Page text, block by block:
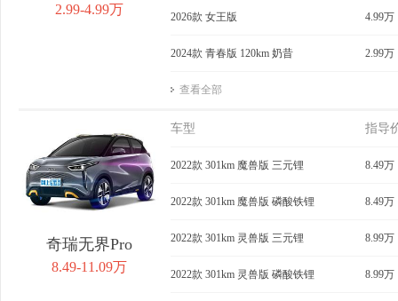
2.99-4.99万 2026款 女王版 4.99万
2024款 青春版 120km 奶昔 2.99万
查看全部
奇瑞无界Pro
8.49-11.09万
车型 指导
2022款 301km 魔兽版 三元锂 8.49万
2022款 301km 魔兽版 磷酸铁锂 8.49万
2022款 301km 灵兽版 三元锂 8.99万
2022款 301km 灵兽版 磷酸铁锂 8.99万